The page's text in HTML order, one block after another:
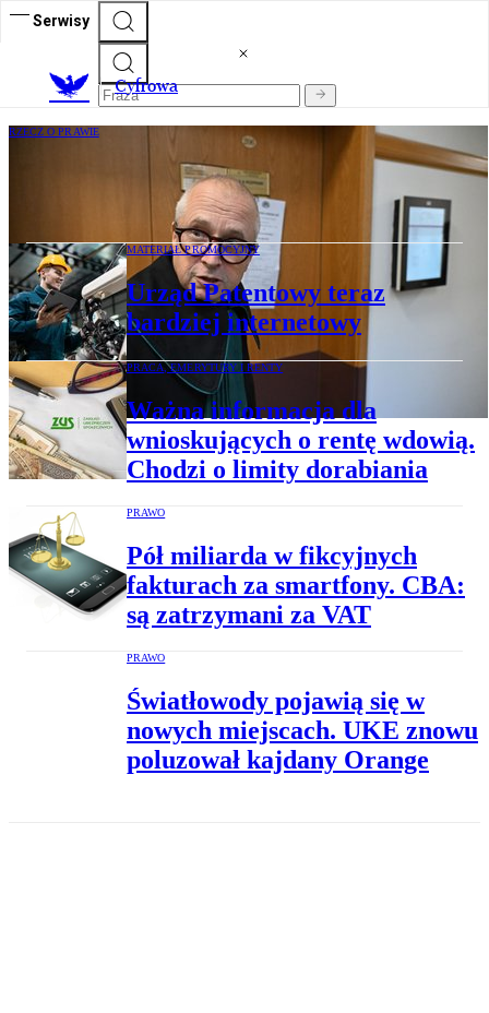
Serwisy
Cyfrowa
RZECZ O PRAWIE
Jacek Dubois: Pod ostrzałem słów
MATERIAŁ PROMOCYJNY
Urząd Patentowy teraz
bardziej internetowy
PRACA, EMERYTURY I RENTY
Ważna informacja dla
wnioskujących o rentę wdowią.
Chodzi o limity dorabiania
PRAWO
Pół miliarda w fikcyjnych
fakturach za smartfony. CBA:
są zatrzymani za VAT
PRAWO
Światłowody pojawią się w
nowych miejscach. UKE znowu
poluzował kajdany Orange